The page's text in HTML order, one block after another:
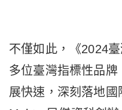
不僅如此，《2024
多位臺灣指標性品
展快速，深刻落地